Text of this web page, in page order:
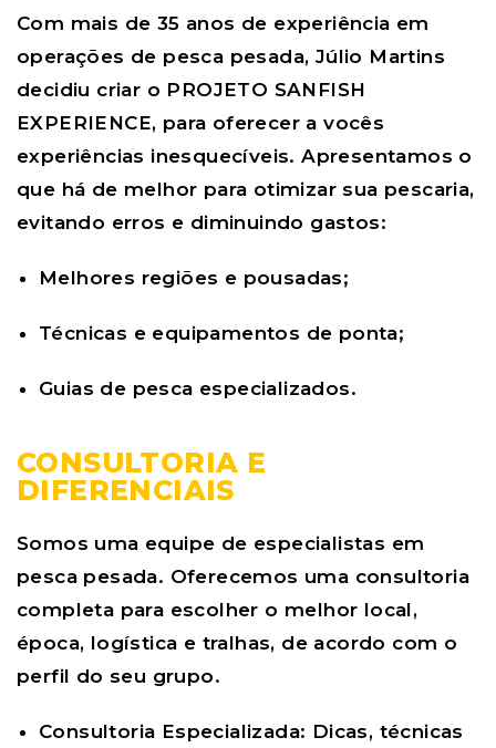
Com mais de 35 anos de experiência em
operações de pesca pesada, Júlio Martins
decidiu criar o PROJETO SANFISH
EXPERIENCE, para oferecer a vocês
experiências inesquecíveis. Apresentamos o
que há de melhor para otimizar sua pescaria,
evitando erros e diminuindo gastos:
Melhores regiões e pousadas;
Técnicas e equipamentos de ponta;
Guias de pesca especializados.
CONSULTORIA E
DIFERENCIAIS
Somos uma equipe de especialistas em
pesca pesada. Oferecemos uma consultoria
completa para escolher o melhor local,
época, logística e tralhas, de acordo com o
perfil do seu grupo.
Consultoria Especializada: Dicas, técnicas